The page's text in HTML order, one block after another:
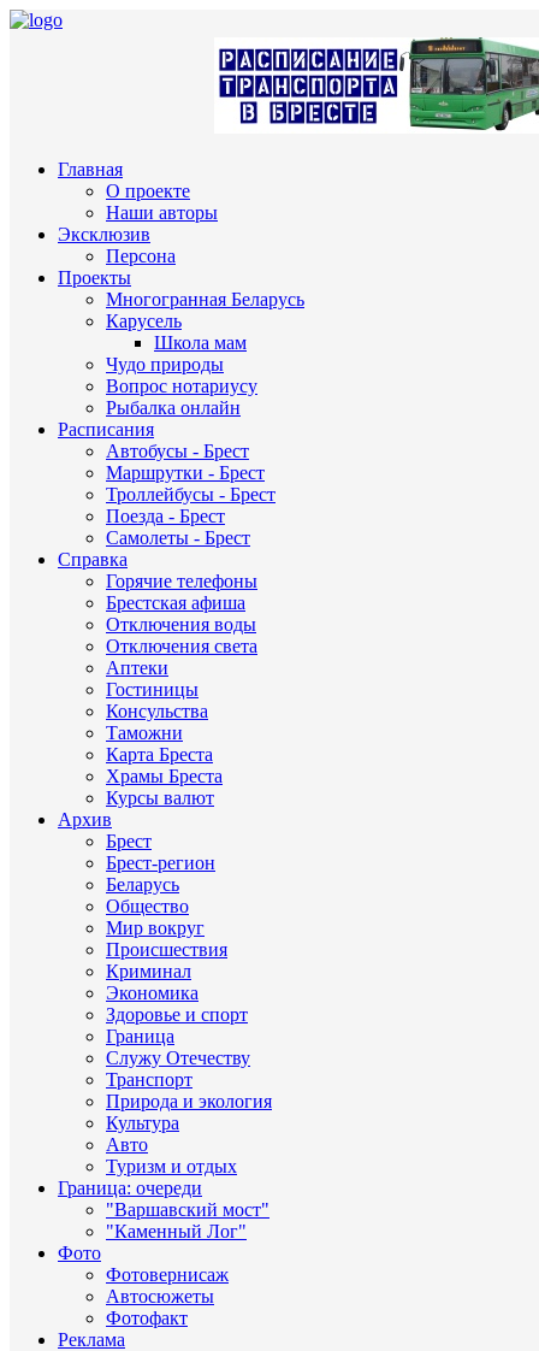
Главная
О проекте
Наши авторы
Эксклюзив
Персона
Проекты
Многогранная Беларусь
Карусель
Школа мам
Чудо природы
Вопрос нотариусу
Рыбалка онлайн
Расписания
Автобусы - Брест
Маршрутки - Брест
Троллейбусы - Брест
Поезда - Брест
Самолеты - Брест
Справка
Горячие телефоны
Брестская афиша
Отключения воды
Отключения света
Аптеки
Гостиницы
Консульства
Таможни
Карта Бреста
Храмы Бреста
Курсы валют
Архив
Брест
Брест-регион
Беларусь
Общество
Мир вокруг
Происшествия
Криминал
Экономика
Здоровье и спорт
Граница
Служу Отечеству
Транспорт
Природа и экология
Культура
Авто
Туризм и отдых
Граница: очереди
"Варшавский мост"
"Каменный Лог"
Фото
Фотовернисаж
Автосюжеты
Фотофакт
Реклама